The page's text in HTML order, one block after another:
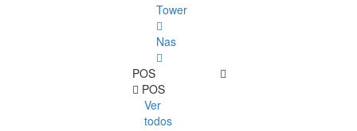
Tower
Nas
POS
POS
Ver
todos